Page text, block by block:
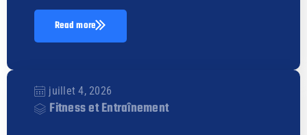
Read more
juillet 4, 2026
Fitness et Entraînement